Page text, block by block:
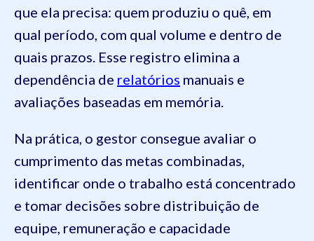
que ela precisa: quem produziu o quê, em
qual período, com qual volume e dentro de
quais prazos. Esse registro elimina a
dependência de relatórios manuais e
avaliações baseadas em memória.
Na prática, o gestor consegue avaliar o
cumprimento das metas combinadas,
identificar onde o trabalho está concentrado
e tomar decisões sobre distribuição de
equipe, remuneração e capacidade